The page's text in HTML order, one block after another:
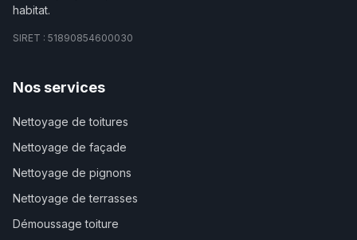
habitat.
SIRET : 51890854600030
Nos services
Nettoyage de toitures
Nettoyage de façade
Nettoyage de pignons
Nettoyage de terrasses
Démoussage toiture